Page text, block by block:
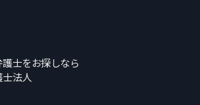
士をお探しなら
法人